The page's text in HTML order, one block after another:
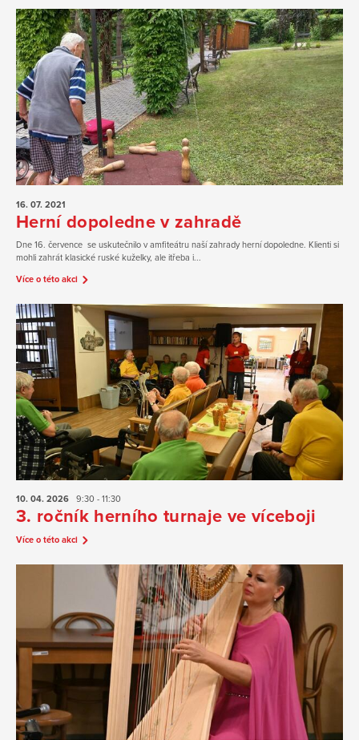
16. 07. 2021
Herní dopoledne v zahradě
Dne 16. července se uskutečnilo v amfiteátru naší zahrady herní dopoledne. Klienti si
mohli zahrát klasické ruské kuželky, ale itřeba i...
Více o této akci
10. 04. 2026 9:30 - 11:30
3. ročník herního turnaje ve víceboji
Více o této akci